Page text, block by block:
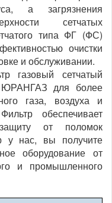
а загрязнения
сетчатых
типа ФГ (ФС)
очистки
и обслуживании.
газовый сетчатый
ЮРАНГАЗ для более
газа, воздуха и
обеспечивает
от поломок
у нас, вы получите
оборудование от
и промышленного